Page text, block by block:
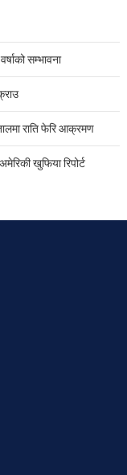
सम्भावना
राति फेरि आक्रमण
खुफिया रिपोर्ट